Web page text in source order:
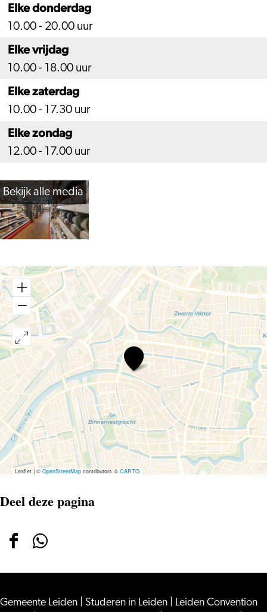
Elke donderdag
10.00 - 20.00 uur
Elke vrijdag
10.00 - 18.00 uur
Elke zaterdag
10.00 - 17.30 uur
Elke zondag
12.00 - 17.00 uur
Bekijk alle media
Pipoos
Leaflet|©OpenStreetMapcontributors ©CARTO
Deel deze pagina
Deel
op
Deel
op
Gemeente Leiden Studeren in Leiden Leiden Convention